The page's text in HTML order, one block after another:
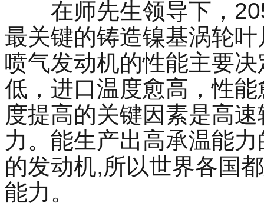
在师先生领导下，
最关键的铸造镍基涡轮
喷气发动机的性能主要
低，进口温度愈高，性
度提高的关键因素是高
力。能生产出高承温能
的发动机,所以世界各国
能力。